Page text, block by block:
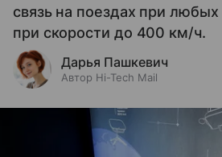
связь на поездах при
при скорости до 400 км/ч.
Дарья Пашкевич
Автор Hi-Tech Mail